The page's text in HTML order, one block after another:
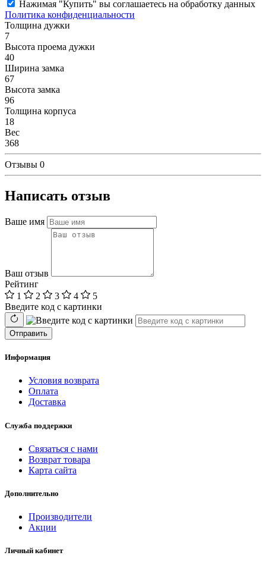
Нажимая "Купить" вы соглашаетесь на обработку данных
Политика конфиденциальности
Толщина дужки
7
Высота проема дужки
40
Ширина замка
67
Высота замка
96
Толщина корпуса
18
Вес
368
Отзывы 0
Написать отзыв
Ваше имя
Ваш отзыв
Рейтинг
1
2 3 4
5
Введите код с картинки
Отправить
Информация
Условия возврата
Оплата
Доставка
Служба поддержки
Связаться с нами
Возврат товара
Карта сайта
Дополнительно
Производители
Акции
Личный кабинет